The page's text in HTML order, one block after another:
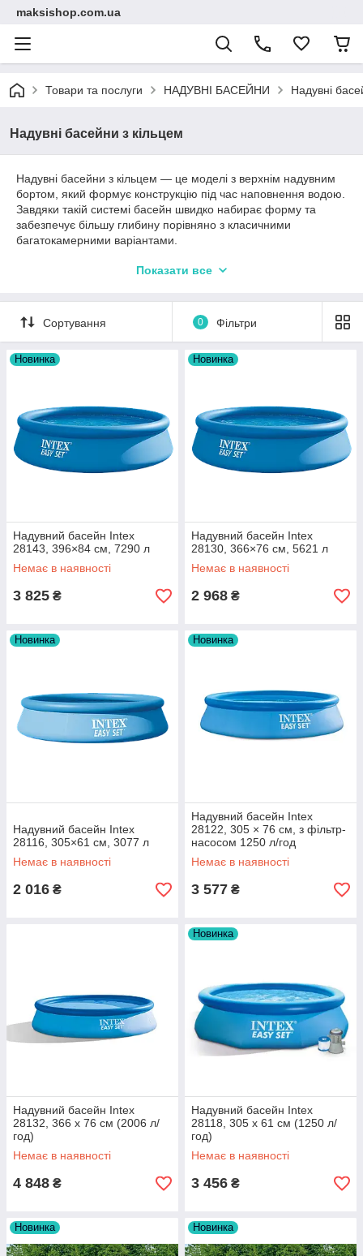
maksishop.com.ua
Товари та послуги НАДУВНІ БАСЕЙНИ Надувні
Надувні басейни з кільцем
Надувні басейни з кільцем — це моделі з верхнім надувним
бортом, який формує конструкцію під час наповнення водою.
Завдяки такій системі басейн швидко набирає форму та
забезпечує більшу глибину порівняно з класичними
багатокамерними варіантами.
активного літнього відпочинку у дворі або на дачі. Вони
Скористайтесь фільтрами за діаметром, висотою та об’ємом
води, щоб підібрати модель відповідно до доступного
простору.
Показати все
Сортування 0 Фільтри
Новинка
Надувний басейн Intex
28143, 396×84 см, 7290 л
Немає в наявності
3 825 ₴
Новинка
Надувний басейн Intex
28130, 366×76 см, 5621 л
Немає в наявності
2 968 ₴
Новинка
Надувний басейн Intex
28116, 305×61 см, 3077 л
Немає в наявності
2 016 ₴
Новинка
Надувний басейн Intex
28122, 305 × 76 см, з фільтр-
насосом 1250 л/год
Немає в наявності
3 577 ₴
Надувний басейн Intex
28132, 366 х 76 см (2006 л/
год)
Немає в наявності
4 848 ₴
Новинка
Надувний басейн Intex
28118, 305 х 61 см (1250 л/
год)
Немає в наявності
3 456 ₴
Новинка Новинка